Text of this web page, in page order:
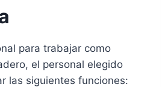
para trabajar como
el personal elegido
las siguientes funciones: